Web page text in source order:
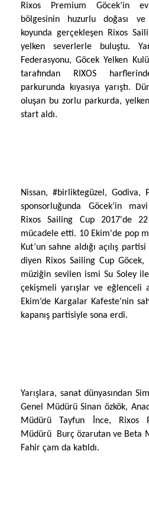
Rixos Premium Göcek’in
bölgesinin huzurlu doğası
koyunda gerçekleşen Rixos
yelken severlerle buluştu.
Federasyonu, Göcek Yelken
tarafından RIXOS
parkurunda kıyasıya yarıştı.
oluşan bu zorlu parkurda,
start aldı.
Nissan, #birliktegüzel,
sponsorluğunda Göcek’in
Rixos Sailing Cup 2017'de
mücadele etti. 10 Ekim'de pop
Kut’un sahne aldığı açılış
diyen Rixos Sailing Cup
müziğin sevilen ismi Su Soley
çekişmeli yarışlar ve eğlenceli
Ekim’de Kargalar Kafeste’nin
kapanış partisiyle sona erdi.
Yarışlara, sanat dünyasından
Genel Müdürü Sinan özkök,
Müdürü Tayfun İnce, Rixos
Müdürü
Burç özarutan ve Beta
Fahir çam da katıldı.